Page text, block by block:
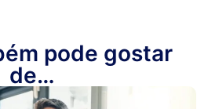
pode gostar
de…